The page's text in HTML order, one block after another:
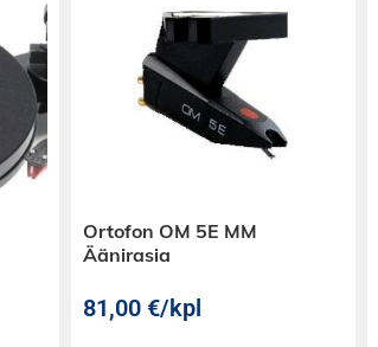
tuotteemme
Tämä on
Tuotteen
Konto-
voi asentaa
Saat meiltä
Ortofon OM 5E MM
Äänirasia
81,00 €/kpl